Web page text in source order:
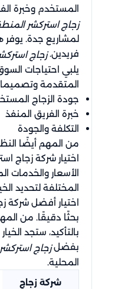
المستخدم وخبرة
زجاج استركشر
لمشاريع جدة. يوفر
فريدين.زجاج
يلبي احتياجات
المتقدمة
جودة الزجاج
خبرة الفريق المنفذ
التكلفة والجودة
من المهم أيضًا
اختيار شركة زجاج
الأسعار والخدمات
المختلفة لتحديد
اختيار أفضل شركة
بحثًا دقيقًا. من
بالتأكيد، ستجد
بفضلزجاج
المحلية.
شركة زجاج